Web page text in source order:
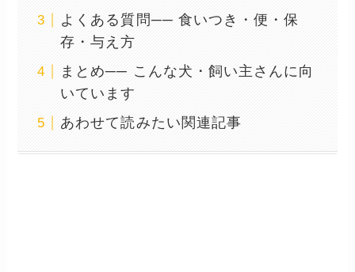
よくある質問── 食いつき・便・保
存・与え方
まとめ── こんな犬・飼い主さんに向
いています
あわせて読みたい関連記事